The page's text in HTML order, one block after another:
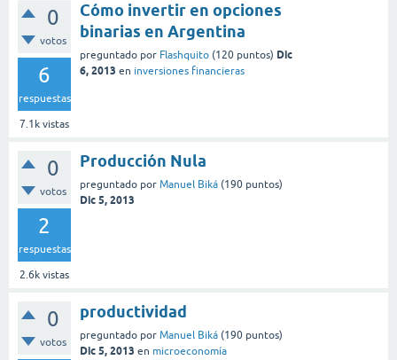
0
votos
6
respuestas
7.1k vistas
Cómo invertir en opciones
binarias en Argentina
preguntado por Flashquito (120 puntos) Dic
6, 2013 en inversiones financieras
0
votos
2
respuestas
2.6k vistas
Producción Nula
preguntado por Manuel Biká (190 puntos)
Dic 5, 2013
0
votos
productividad
preguntado por Manuel Biká (190 puntos)
Dic 5, 2013 en microeconomía